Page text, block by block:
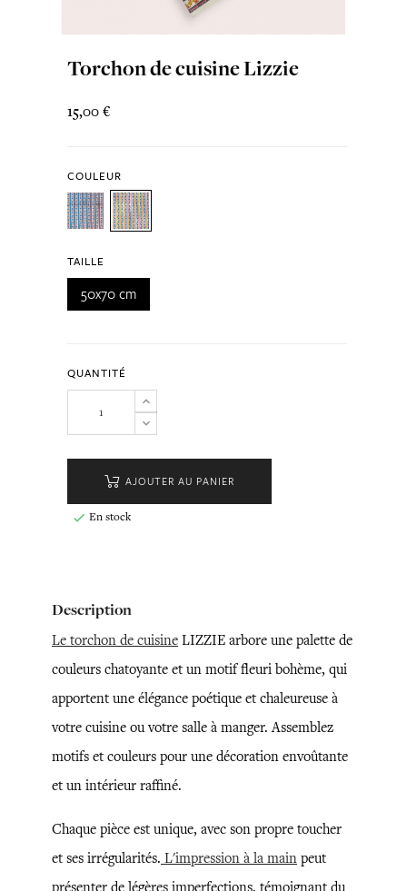
Torchon de cuisine Lizzie
15,00 €
COULEUR
TAILLE
50x70 cm
QUANTITÉ
AJOUTER AU PANIER
 En stock
Description
Le torchon de cuisine LIZZIE arbore une palette de
couleurs chatoyante et un motif fleuri bohème, qui
apportent une élégance poétique et chaleureuse à
votre cuisine ou votre salle à manger. Assemblez
motifs et couleurs pour une décoration envoûtante
et un intérieur raffiné.
Chaque pièce est unique, avec son propre toucher
et ses irrégularités. L'impression à la main peut
présenter de légères imperfections, témoignant du